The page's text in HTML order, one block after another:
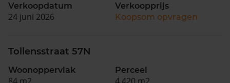
Verkoopdatum
24 juni 2026
Verkoopprijs
Koopsom opvragen
Tollensstraat 57N
Woonoppervlak
84 m2
Perceel
4.420 m2